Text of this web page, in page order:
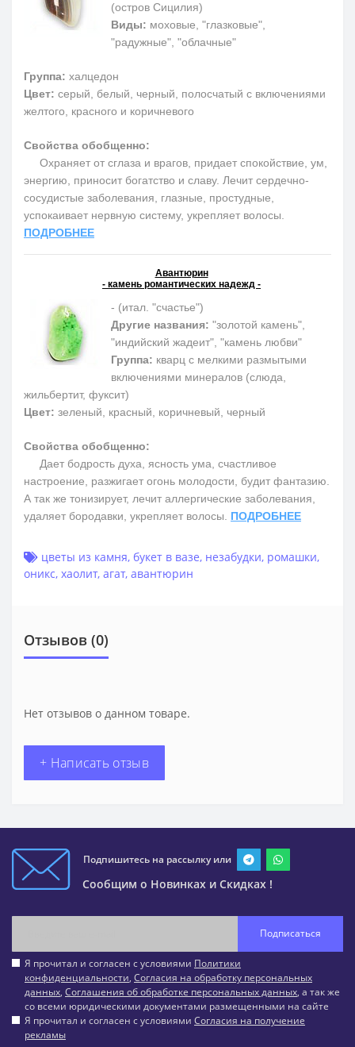
(остров Сицилия)
Виды: моховые, "глазковые",
"радужные", "облачные"
Группа: халцедон
Цвет: серый, белый, черный, полосчатый с включениями
желтого, красного и коричневого
Свойства обобщенно:
Охраняет от сглаза и врагов, придает спокойствие, ум,
энергию, приносит богатство и славу. Лечит сердечно-
сосудистые заболевания, глазные, простудные,
успокаивает нервную систему, укрепляет волосы.
ПОДРОБНЕЕ
Авантюрин
- камень романтических надежд -
- (итал. "счастье")
Другие названия: "золотой камень",
"индийский жадеит", "камень любви"
Группа: кварц с мелкими размытыми
включениями минералов (слюда,
жильбертит, фуксит)
Цвет: зеленый, красный, коричневый, черный
Свойства обобщенно:
Дает бодрость духа, ясность ума, счастливое
настроение, разжигает огонь молодости, будит фантазию.
А так же тонизирует, лечит аллергические заболевания,
удаляет бородавки, укрепляет волосы. ПОДРОБНЕЕ
цветы из камня, букет в вазе, незабудки, ромашки,
оникс, хаолит, агат, авантюрин
Отзывов (0)
Нет отзывов о данном товаре.
+ Написать отзыв
Подпишитесь на рассылку или
Сообщим о Новинках и Скидках !
Подписаться
Я прочитал и согласен с условиями Политики
конфиденциальности, Согласия на обработку персональных
данных, Соглашения об обработке персональных данных, а так же
со всеми юридическими документами размещенными на сайте
Я прочитал и согласен с условиями Согласия на получение
рекламы